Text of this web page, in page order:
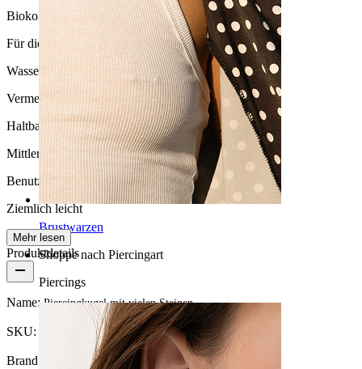
Brustwarzen
Shoppe nach Piercingart
Piercings
Biokompatibilität
Für die meisten Hauttypen
Wasserbeständigkeit
Vermeide Wasserkontakt
Haltbarkeit
Mittlere Haltbarkeit
Benutzerfreundlichkeit
Ziemlich leicht
Mehr lesen
Produktdetails
Name: Piercingkugel mit vielen Steinen
SKU:
Brand: Bodymod Essentials